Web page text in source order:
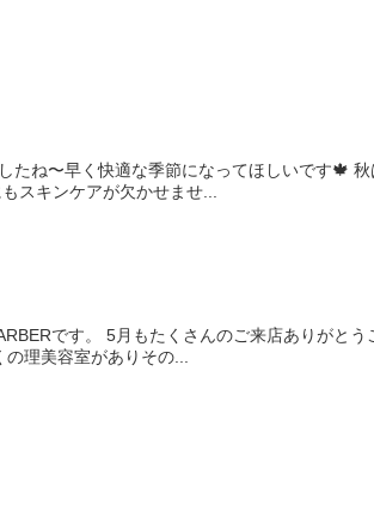
ね〜早く快適な季節になってほしいです🍁
スキンケアが欠かせませ...
です。 5月もたくさんのご来店ありがと
理美容室がありその...